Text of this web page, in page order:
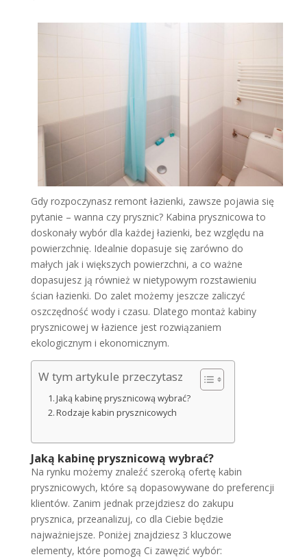
Gdy rozpoczynasz remont łazienki, zawsze pojawia się
pytanie – wanna czy prysznic? Kabina prysznicowa to
doskonały wybór dla każdej łazienki, bez względu na
powierzchnię. Idealnie dopasuje się zarówno do
małych jak i większych powierzchni, a co ważne
dopasujesz ją również w nietypowym rozstawieniu
ścian łazienki. Do zalet możemy jeszcze zaliczyć
oszczędność wody i czasu. Dlatego montaż kabiny
prysznicowej w łazience jest rozwiązaniem
ekologicznym i ekonomicznym.
W tym artykule przeczytasz
Jaką kabinę prysznicową wybrać?
Rodzaje kabin prysznicowych
Jaką kabinę prysznicową wybrać?
Na rynku możemy znaleźć szeroką ofertę kabin
prysznicowych, które są dopasowywane do preferencji
klientów. Zanim jednak przejdziesz do zakupu
prysznica, przeanalizuj, co dla Ciebie będzie
najważniejsze. Poniżej znajdziesz 3 kluczowe
elementy, które pomogą Ci zawęzić wybór: